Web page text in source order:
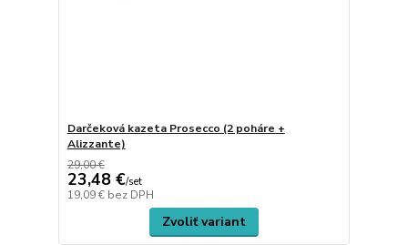
Darčeková kazeta Prosecco (2 poháre +
Alizzante)
29,00 €
23,48 €/set
19,09 € bez DPH
Zvoliť variant